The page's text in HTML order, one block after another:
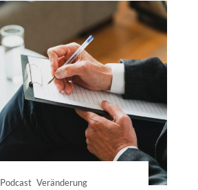
Podcast Veränderung